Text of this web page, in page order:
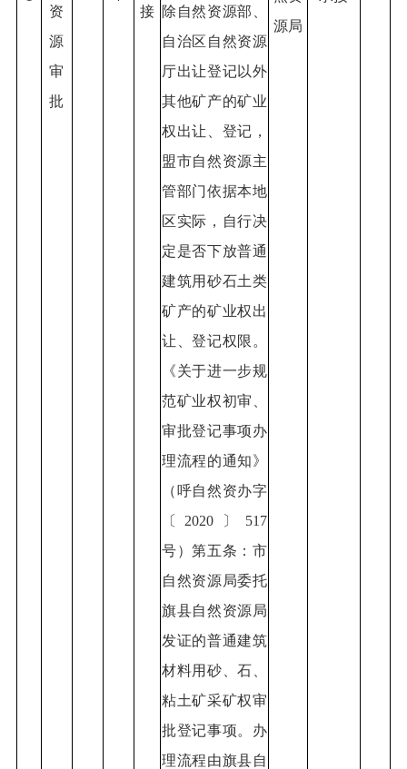
资
源
审
批
接 除自然资源部、
自治区自然资源
厅出让登记以外
其他矿产的矿业
权出让、登记，
盟市自然资源主
管部门依据本地
区实际，自行决
定是否下放普通
建筑用砂石土类
矿产的矿业权出
让、登记权限。
《关于进一步规
范矿业权初审、
审批登记事项办
理流程的通知》
（呼自然资办字
〔2020〕517
号）第五条：市
自然资源局委托
旗县自然资源局
发证的普通建筑
材料用砂、石、
粘土矿采矿权审
批登记事项。办
理流程由旗县自
源局